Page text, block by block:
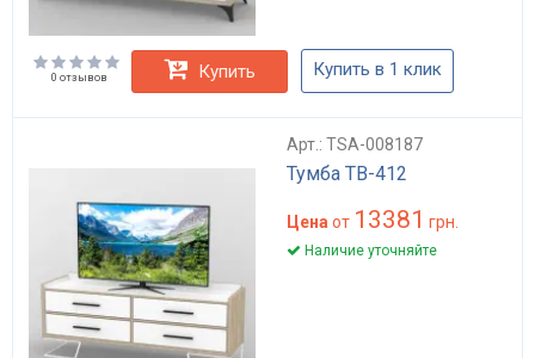
0 отзывов Купить Купить в 1 клик
Арт.: TSA-008187
Тумба ТВ-412
Цена от 13381 грн.
Наличие уточняйте